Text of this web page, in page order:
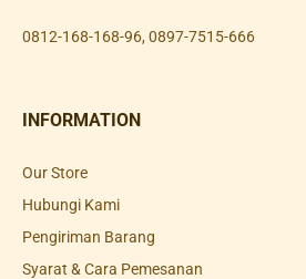
0812-168-168-96, 0897-7515-666
INFORMATION
Our Store
Hubungi Kami
Pengiriman Barang
Syarat & Cara Pemesanan